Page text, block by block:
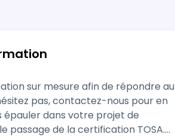
sur mesure afin de répondre au
épauler dans votre projet de